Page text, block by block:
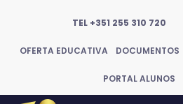
TEL +351 255 310 720
OFERTA EDUCATIVA DOCUMENTOS
PORTAL ALUNOS